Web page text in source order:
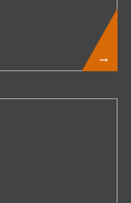
→